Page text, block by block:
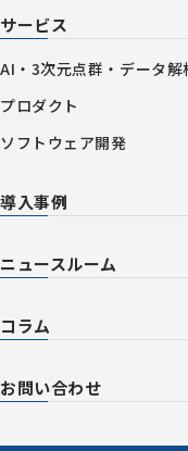
サービス
AI・3次元点群・データ解
プロダクト
ソフトウェア開発
導入事例
ニュースルーム
コラム
お問い合わせ